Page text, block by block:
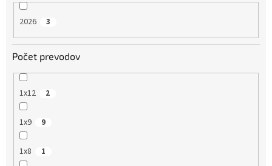
2026 3
Počet prevodov
1x12 2
1x9 9
1x8 1